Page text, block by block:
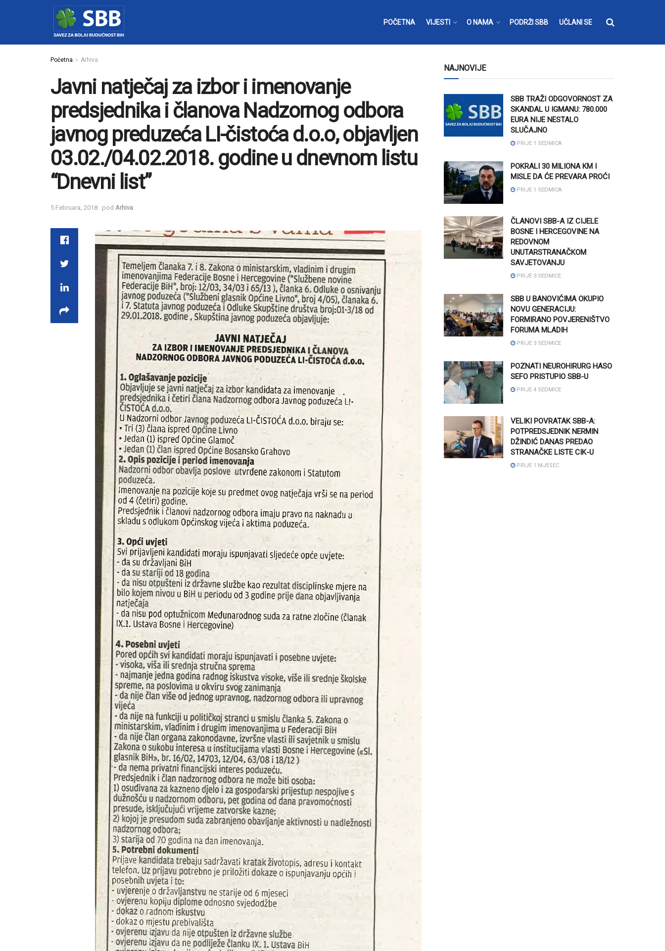
POČETNA VIJESTI O NAMA PODRŽI SBB UČLANI SE
Početna Arhiva
Javni natječaj za izbor i imenovanje
predsjednika i članova Nadzornog odbora
javnog preduzeća LI-čistoća d.o.o, objavljen
03.02./04.02.2018. godine u dnevnom listu
“Dnevni list”
5 Februara, 2018 pod Arhiva
NAJNOVIJE
SBB TRAŽI ODGOVORNOST ZA
SKANDAL U IGMANU: 780.000
EURA NIJE NESTALO
SLUČAJNO
PRIJE 1 SEDMICA
POKRALI 30 MILIONA KM I
MISLE DA ĆE PREVARA PROĆI
PRIJE 1 SEDMICA
ČLANOVI SBB-A IZ CIJELE
BOSNE I HERCEGOVINE NA
REDOVNOM
UNUTARSTRANAČKOM
SAVJETOVANJU
PRIJE 3 SEDMICE
SBB U BANOVIĆIMA OKUPIO
NOVU GENERACIJU:
FORMIRANO POVJERENIŠTVO
FORUMA MLADIH
PRIJE 3 SEDMICE
POZNATI NEUROHIRURG HASO
SEFO PRISTUPIO SBB-U
PRIJE 4 SEDMICE
VELIKI POVRATAK SBB-A:
POTPREDSJEDNIK NERMIN
DŽINDIĆ DANAS PREDAO
STRANAČKE LISTE CIK-U
PRIJE 1 MJESEC